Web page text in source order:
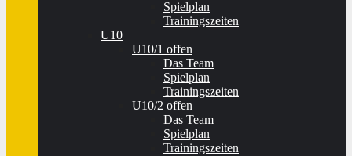
Spielplan
Trainingszeiten
U10
U10/1 offen
Das Team
Spielplan
Trainingszeiten
U10/2 offen
Das Team
Spielplan
Trainingszeiten